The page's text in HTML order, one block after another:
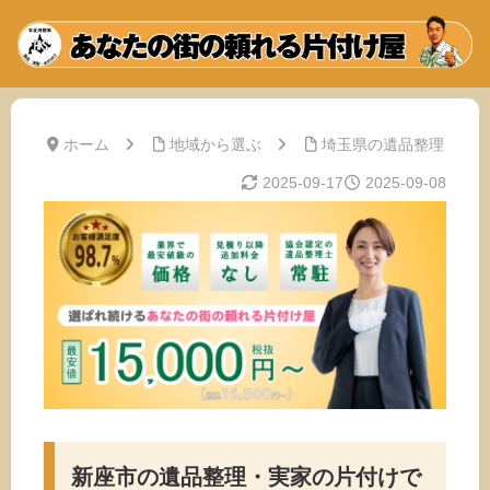
ホーム 地域から選ぶ 埼玉県の遺品整理
2025-09-08
2025-09-17
新座市の遺品整理・実家の片付けで